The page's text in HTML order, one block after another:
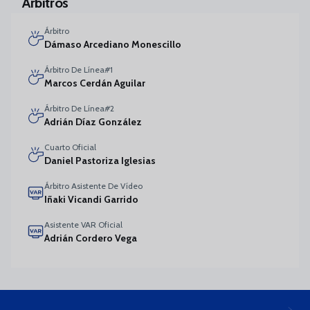
Árbitro
Dámaso Arcediano Monescillo
Árbitro De Línea#1
Marcos Cerdán Aguilar
Árbitro De Línea#2
Adrián Díaz González
Cuarto Oficial
Daniel Pastoriza Iglesias
Árbitro Asistente De Vídeo
Iñaki Vicandi Garrido
Asistente VAR Oficial
Adrián Cordero Vega